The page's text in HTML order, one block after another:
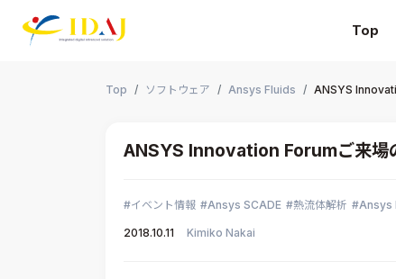
Top
Top ソフトウェア Ansys Fluids ANSYS
ANSYS Innovation Forumご来場
イベント情報 Ansys SCADE 熱流体解析 Ansys
2018.10.11 Kimiko Nakai